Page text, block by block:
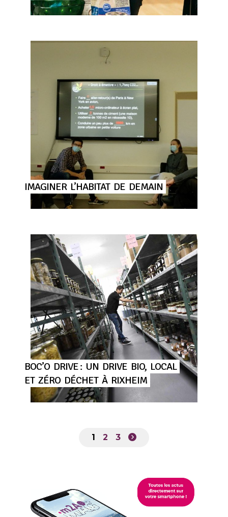
IMAGINER L’HABITAT DE DEMAIN
BOC’O DRIVE : UN DRIVE BIO, LOCAL
ET ZÉRO DÉCHET À RIXHEIM
1 2 3